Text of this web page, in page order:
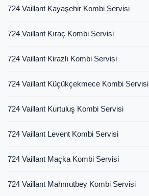
724 Vaillant Kayaşehir Kombi Servisi
724 Vaillant Kıraç Kombi Servisi
724 Vaillant Kirazlı Kombi Servisi
724 Vaillant Küçükçekmece Kombi Servisi
724 Vaillant Kurtuluş Kombi Servisi
724 Vaillant Levent Kombi Servisi
724 Vaillant Maçka Kombi Servisi
724 Vaillant Mahmutbey Kombi Servisi